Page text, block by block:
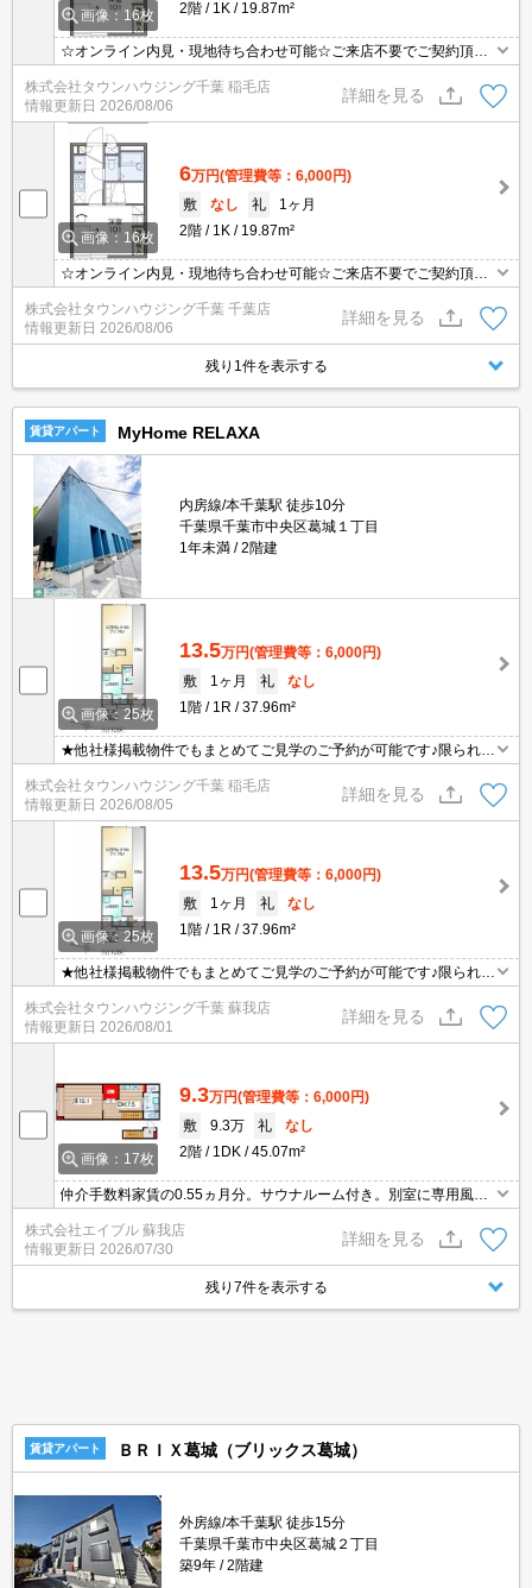
画像：16枚
2階
1K 19.87m²
☆オンライン内見・現地待ち合わせ可能☆ご来店不要でご契約頂く
事も可能です！お部屋探しは【タウンハウジング千葉店】にお任せ
ください！
株式会社タウンハウジング千葉 稲毛店
情報更新日 2026/08/06
詳細を見る
画像：16枚
6万円(管理費等：6,000円)
敷
なし 礼
1ヶ月
2階
1K 19.87m²
☆オンライン内見・現地待ち合わせ可能☆ご来店不要でご契約頂く
事も可能です！お部屋探しは【タウンハウジング千葉店】にお任せ
ください！
株式会社タウンハウジング千葉 千葉店
情報更新日 2026/08/06
詳細を見る
残り1件を表示する
賃貸アパート MyHome RELAXA
内房線/本千葉駅 徒歩10分
千葉県千葉市中央区葛城１丁目
1年未満
2階建
画像：25枚
13.5万円(管理費等：6,000円)
敷
1ヶ月 礼
なし
1階
1R 37.96m²
★他社様掲載物件でもまとめてご見学のご予約が可能です♪限られた
お時間の中で効率よくお部屋探しができるようにお手伝いさせてい
ただきます！お気軽にお問合せ下さい♪
株式会社タウンハウジング千葉 稲毛店
情報更新日 2026/08/05
詳細を見る
画像：25枚
13.5万円(管理費等：6,000円)
敷
1ヶ月 礼
なし
1階
1R 37.96m²
★他社様掲載物件でもまとめてご見学のご予約が可能です♪限られた
お時間の中で効率よくお部屋探しができるようにお手伝いさせてい
ただきます！お気軽にお問合せ下さい♪
株式会社タウンハウジング千葉 蘇我店
情報更新日 2026/08/01
詳細を見る
画像：17枚
9.3万円(管理費等：6,000円)
敷
9.3万 礼
なし
2階
1DK 45.07m²
仲介手数料家賃の0.55ヵ月分。サウナルーム付き。別室に専用風呂
あり。安心のオートロック。TVモニター付インターホン。最寄り駅
まで徒歩10分！。人気の新築。エアコン付き。インターネット無料
使い放題。
株式会社エイブル 蘇我店
情報更新日 2026/07/30
詳細を見る
残り7件を表示する
賃貸アパート ＢＲＩＸ葛城（ブリックス葛城）
外房線/本千葉駅 徒歩15分
千葉県千葉市中央区葛城２丁目
築9年
2階建